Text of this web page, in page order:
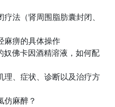
法（肾周围脂肪囊封闭、
麻痹的具体操作
奴佛卡因酒精溶液，如何配
理、症状、诊断以及治疗方
仿麻醉？